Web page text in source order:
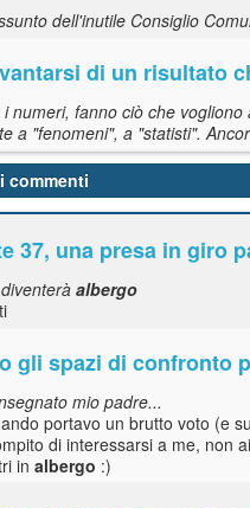
dell'inutile Consiglio
di un risultato
numeri, fanno ciò che
a "fenomeni", a "statisti".
commenti
37, una presa in giro
albergo
gli spazi di confronto
mio padre...
portavo un brutto voto (e
di interessarsi a me, non
in albergo :)